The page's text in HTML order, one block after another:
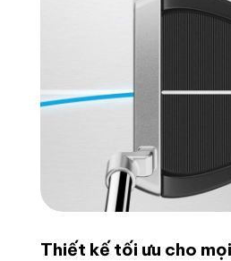
Thiết kế tối ưu cho